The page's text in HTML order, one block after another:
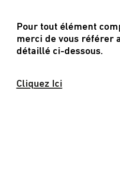
Pour tout élément
merci de vous référer
détaillé ci-dessous.
Cliquez Ici